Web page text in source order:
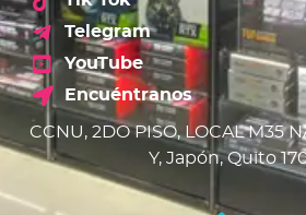
Telegram
YouTube
Encuéntranos
CCNU, 2DO PISO, LOCAL M35
Y, Japón, Quito